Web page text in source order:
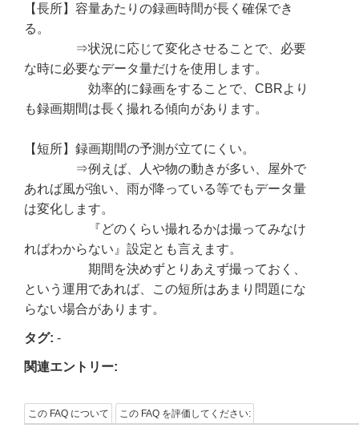
【長所】容量あたりの録画時間が長く確保でき
る。
⇒状況に応じて変化させることで、必要
な時に必要なデータ量だけを使用します。
効率的に録画をすることで、CBRより
も録画期間は長く撮れる傾向があります。
【短所】録画期間の予測が立てにくい。
⇒例えば、人や物の動きが多い、屋外で
あれば風が強い、雨が降っている等でもデータ量
は変化します。
『どのくらい撮れるかは撮ってみなけ
ればわからない』設定とも言えます。
期間を決めずとりあえず撮っておく、
という運用であれば、この短所はあまり問題にな
らない場合があります。
タグ: -
関連エントリー:
この FAQ について この FAQ を評価してください: